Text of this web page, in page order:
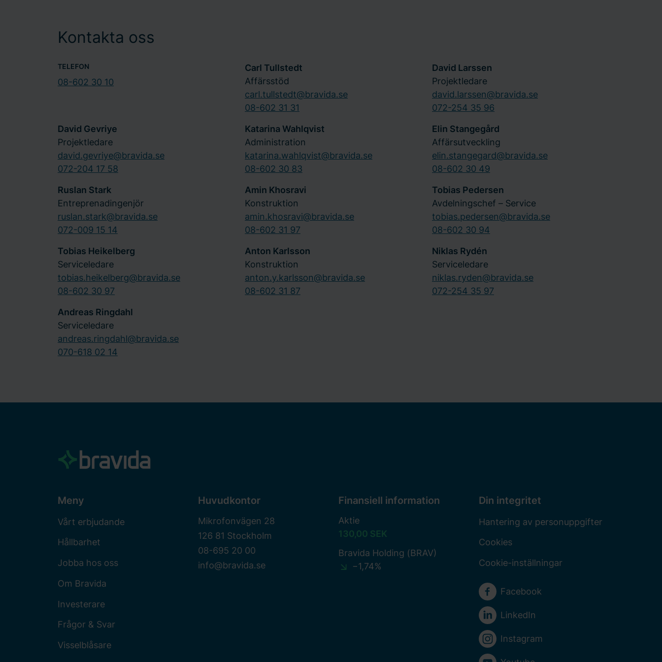
Kontakta oss
TELEFON
08-602 30 10
Carl Tullstedt
Affärsstöd
carl.tullstedt@bravida.se
08-602 31 31
David Larssen
Projektledare
david.larssen@bravida.se
072-254 35 96
David Gevriye
Projektledare
david.gevriye@bravida.se
072-204 17 58
Katarina Wahlqvist
Administration
katarina.wahlqvist@bravida.se
08-602 30 83
Elin Stangegård
Affärsutveckling
elin.stangegard@bravida.se
08-602 30 49
Ruslan Stark
Entreprenadingenjör
ruslan.stark@bravida.se
072-009 15 14
Amin Khosravi
Konstruktion
amin.khosravi@bravida.se
08-602 31 97
Tobias Pedersen
Avdelningschef – Service
tobias.pedersen@bravida.se
08-602 30 94
Tobias Heikelberg
Serviceledare
tobias.heikelberg@bravida.se
08-602 30 97
Anton Karlsson
Konstruktion
anton.y.karlsson@bravida.se
08-602 31 87
Niklas Rydén
Serviceledare
niklas.ryden@bravida.se
072-254 35 97
Andreas Ringdahl
Serviceledare
andreas.ringdahl@bravida.se
070-618 02 14
Meny
Vårt erbjudande
Hållbarhet
Jobba hos oss
Om Bravida
Investerare
Frågor & Svar
Visselblåsare
Huvudkontor
Mikrofonvägen 28
126 81 Stockholm
08-695 20 00
info@bravida.se
Finansiell information
Aktie
130,00 SEK
Bravida Holding (BRAV)
−1,74%
Din integritet
Hantering av personuppgifter
Cookies
Cookie-inställningar
Sociala medier
Facebook
LinkedIn
Instagram